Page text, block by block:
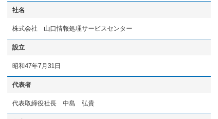
社名
株式会社 山口情報処理サービスセンター
設立
昭和47年7月31日
代表者
代表取締役社長 中島 弘貴